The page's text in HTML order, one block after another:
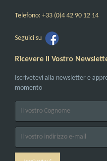
Telefono: +33 (0)4 42 90 12 14
Seguici su
Ricevere Il Vostro
Iscrivetevi alla newsletter e
momento